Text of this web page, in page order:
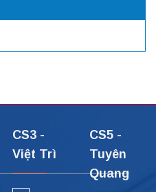
CS3 -
Việt Trì
CS5 -
Tuyên
Quang